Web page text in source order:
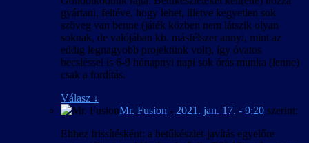
gyártani, feltéve, hogy lehet, illetve kegyetlen sok
szöveg van benne (játék közben nem látszik olyan
soknak, de valójában kb. másfélszer annyi, mint az
eddig legnagyobb projektünk volt), így óvatos
becsléssel is 6-9 hónapnyi napi sok órás munka (lenne)
csak a fordítás.
Válasz ↓
Mr. Fusion - 2021. jan. 17. - 9:20 szerint:
Ehhez frissítésként: a betűkészlet-javítás egyelőre